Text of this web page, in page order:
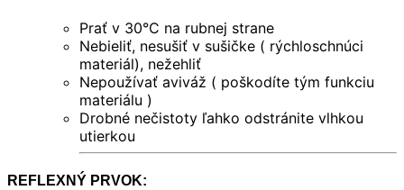
Prať v 30°C na rubnej strane
Nebieliť, nesušiť v sušičke ( rýchloschnúci
materiál), nežehliť
Nepoužívať aviváž ( poškodíte tým funkciu
materiálu )
Drobné nečistoty ľahko odstránite vlhkou
utierkou
REFLEXNÝ PRVOK: